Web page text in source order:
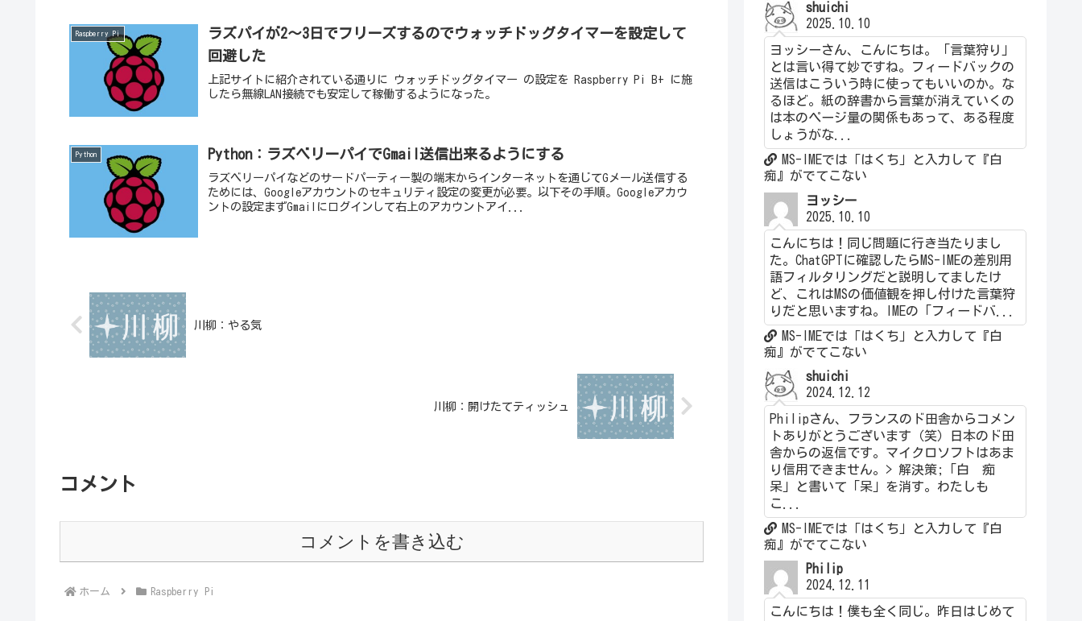
Raspberry Pi
ラズパイが2～3日でフリーズするのでウォッチドッグタイマーを設定して
回避した
上記サイトに紹介されている通りに ウォッチドッグタイマー の設定を Raspberry Pi B+ に施
したら無線LAN接続でも安定して稼働するようになった。
Python Python：ラズベリーパイでGmail送信出来るようにする
ラズベリーパイなどのサードパーティー製の端末からインターネットを通じてGメール送信する
ためには、Googleアカウントのセキュリティ設定の変更が必要。以下その手順。Googleアカウ
ントの設定まずGmailにログインして右上のアカウントアイ...
川柳：やる気
川柳：開けたてティッシュ
コメント
コメントを書き込む
ホーム Raspberry Pi
shuichi
2025.10.10
ヨッシーさん、こんにちは。「言葉狩り」
とは言い得て妙ですね。フィードバックの
送信はこういう時に使ってもいいのか。な
るほど。紙の辞書から言葉が消えていくの
は本のページ量の関係もあって、ある程度
しょうがな...
MS-IMEでは「はくち」と入力して『白
痴』がでてこない
ヨッシー
2025.10.10
こんにちは！同じ問題に行き当たりまし
た。ChatGPTに確認したらMS-IMEの差別用
語フィルタリングだと説明してましたけ
ど、これはMSの価値観を押し付けた言葉狩
りだと思いますね。IMEの「フィードバ...
MS-IMEでは「はくち」と入力して『白
痴』がでてこない
shuichi
2024.12.12
Philipさん、フランスのド田舎からコメン
トありがとうございます（笑）日本のド田
舎からの返信です。マイクロソフトはあま
り信用できません。> 解決策;「白 痴
呆」と書いて「呆」を消す。わたしも
こ...
MS-IMEでは「はくち」と入力して『白
痴』がでてこない
Philip
2024.12.11
こんにちは！僕も全く同じ。昨日はじめて